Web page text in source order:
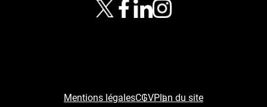
Mentions légalesCGVPlan du site